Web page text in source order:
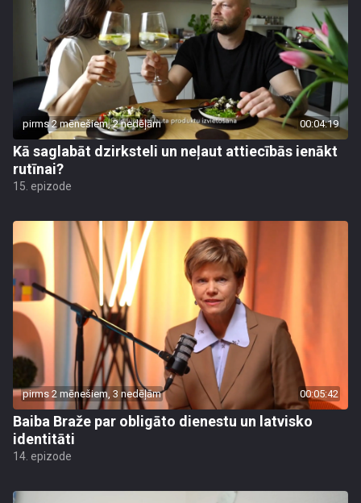
pirms 2 mēnešiem, 2 nedēļām 00:04:19
Kā saglabāt dzirksteli un neļaut attiecībās ienākt
rutīnai?
15. epizode
pirms 2 mēnešiem, 3 nedēļām 00:05:42
Baiba Braže par obligāto dienestu un latvisko
identitāti
14. epizode